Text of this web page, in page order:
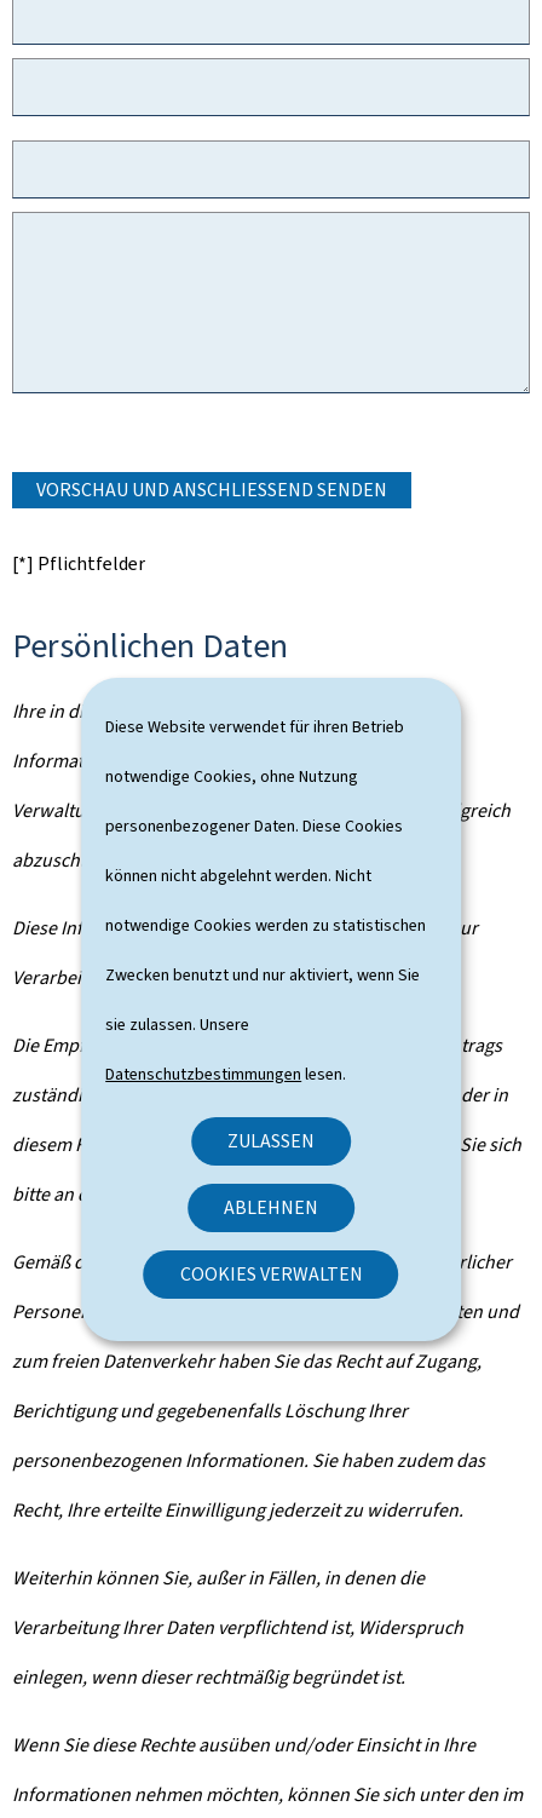
Diese Website verwendet für ihren Betrieb
notwendige Cookies, ohne Nutzung
personenbezogener Daten. Diese Cookies
können nicht abgelehnt werden. Nicht
notwendige Cookies werden zu statistischen
Zwecken benutzt und nur aktiviert, wenn Sie
sie zulassen. Unsere
Datenschutzbestimmungen lesen.
ZULASSEN
ABLEHNEN
COOKIES VERWALTEN
VORSCHAU UND ANSCHLIESSEND SENDEN
[*] Pflichtfelder
Persönlichen Daten
Ihre in diesem Formular erfassten personenbezogenen
Informationen werden von der zuständigen
Verwaltungsbehörde verarbeitet, um Ihren Antrag erfolgreich
abzuschließen.
Diese Informationen werden von der Behörde für den zur
Verarbeitung erforderlichen Zeitraum gespeichert.
Die Empfänger Ihrer Daten sind die im Rahmen Ihres Antrags
zuständigen Verwaltungsbehörden. Um die Empfänger der in
diesem Formular erfassten Daten zu erfahren, wenden Sie sich
bitte an die für Ihren Antrag zuständige Behörde.
Gemäß der Verordnung (EU) 2016/679 zum Schutz natürlicher
Personen bei der Verarbeitung personenbezogener Daten und
zum freien Datenverkehr haben Sie das Recht auf Zugang,
Berichtigung und gegebenenfalls Löschung Ihrer
personenbezogenen Informationen. Sie haben zudem das
Recht, Ihre erteilte Einwilligung jederzeit zu widerrufen.
Weiterhin können Sie, außer in Fällen, in denen die
Verarbeitung Ihrer Daten verpflichtend ist, Widerspruch
einlegen, wenn dieser rechtmäßig begründet ist.
Wenn Sie diese Rechte ausüben und/oder Einsicht in Ihre
Informationen nehmen möchten, können Sie sich unter den im